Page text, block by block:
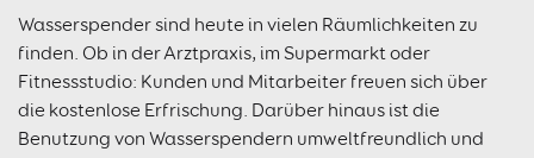
Wasserspender sind heute in vielen Räumlichkeiten zu
finden. Ob in der Arztpraxis, im Supermarkt oder
Fitnessstudio: Kunden und Mitarbeiter freuen sich über
die kostenlose Erfrischung. Darüber hinaus ist die
Benutzung von Wasserspendern umweltfreundlich und